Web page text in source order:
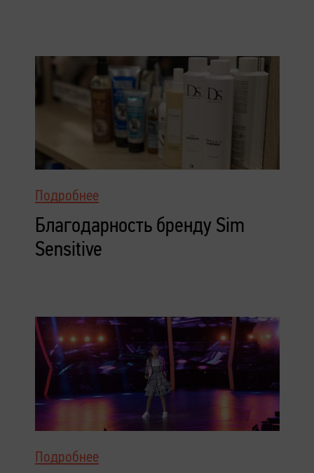
Подробнее
Благодарность бренду Sim
Sensitive
Подробнее